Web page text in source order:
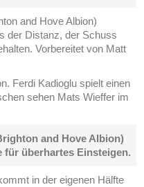
and Hove Albion)
der Distanz, der Schuss
Vorbereitet von Matt
Ferdi Kadioglu spielt einen
sehen Mats Wieffer im
and Hove Albion)
für überhartes Einsteigen.
in der eigenen Hälfte